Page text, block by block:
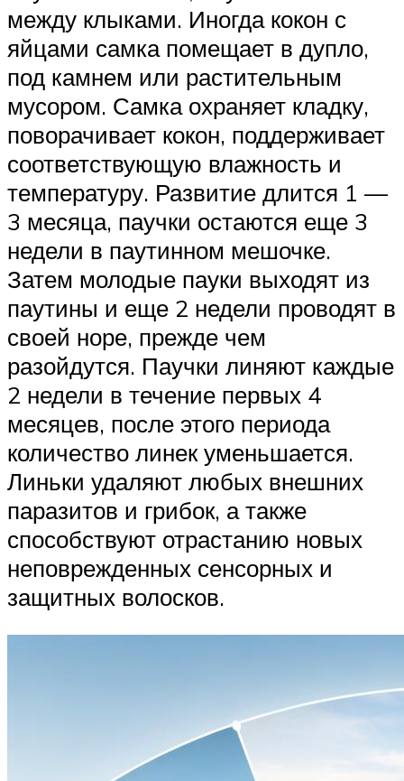
между клыками. Иногда кокон с
яйцами самка помещает в дупло,
под камнем или растительным
мусором. Самка охраняет кладку,
поворачивает кокон, поддерживает
соответствующую влажность и
температуру. Развитие длится 1 —
3 месяца, паучки остаются еще 3
недели в паутинном мешочке.
Затем молодые пауки выходят из
паутины и еще 2 недели проводят в
своей норе, прежде чем
разойдутся. Паучки линяют каждые
2 недели в течение первых 4
месяцев, после этого периода
количество линек уменьшается.
Линьки удаляют любых внешних
паразитов и грибок, а также
способствуют отрастанию новых
неповрежденных сенсорных и
защитных волосков.